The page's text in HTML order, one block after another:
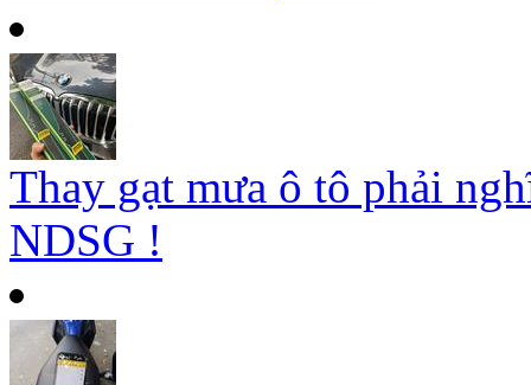
Thay gạt mưa ô tô phải
NDSG !